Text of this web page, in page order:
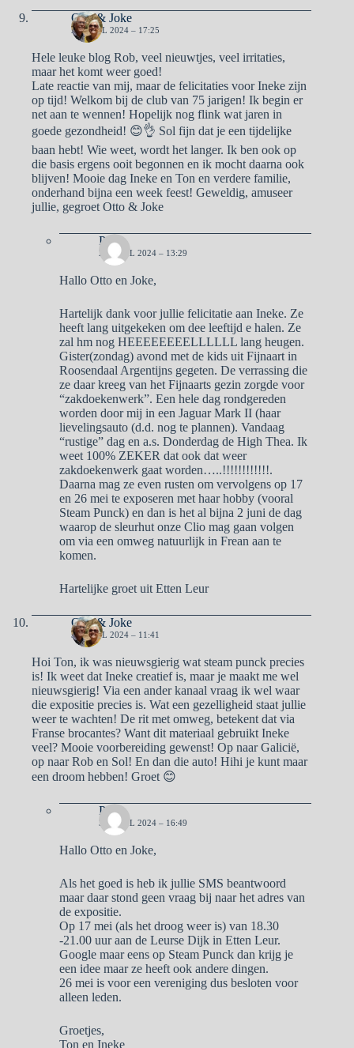
Otto & Joke
28 APRIL 2024 – 17:25
Hele leuke blog Rob, veel nieuwtjes, veel irritaties,
maar het komt weer goed!
Late reactie van mij, maar de felicitaties voor Ineke zijn
op tijd! Welkom bij de club van 75 jarigen! Ik begin er
net aan te wennen! Hopelijk nog flink wat jaren in
goede gezondheid! 😊👌 Sol fijn dat je een tijdelijke
baan hebt! Wie weet, wordt het langer. Ik ben ook op
die basis ergens ooit begonnen en ik mocht daarna ook
blijven! Mooie dag Ineke en Ton en verdere familie,
onderhand bijna een week feest! Geweldig, amuseer
jullie, gegroet Otto & Joke
Pa
29 APRIL 2024 – 13:29
Hallo Otto en Joke,
Hartelijk dank voor jullie felicitatie aan Ineke. Ze
heeft lang uitgekeken om dee leeftijd e halen. Ze
zal hm nog HEEEEEEEELLLLLL lang heugen.
Gister(zondag) avond met de kids uit Fijnaart in
Roosendaal Argentijns gegeten. De verrassing die
ze daar kreeg van het Fijnaarts gezin zorgde voor
“zakdoekenwerk”. Een hele dag rondgereden
worden door mij in een Jaguar Mark II (haar
lievelingsauto (d.d. nog te plannen). Vandaag
“rustige” dag en a.s. Donderdag de High Thea. Ik
weet 100% ZEKER dat ook dat weer
zakdoekenwerk gaat worden…..!!!!!!!!!!!!.
Daarna mag ze even rusten om vervolgens op 17
en 26 mei te exposeren met haar hobby (vooral
Steam Punck) en dan is het al bijna 2 juni de dag
waarop de sleurhut onze Clio mag gaan volgen
om via een omweg natuurlijk in Frean aan te
komen.
Hartelijke groet uit Etten Leur
Otto & Joke
30 APRIL 2024 – 11:41
Hoi Ton, ik was nieuwsgierig wat steam punck precies
is! Ik weet dat Ineke creatief is, maar je maakt me wel
nieuwsgierig! Via een ander kanaal vraag ik wel waar
die expositie precies is. Wat een gezelligheid staat jullie
weer te wachten! De rit met omweg, betekent dat via
Franse brocantes? Want dit materiaal gebruikt Ineke
veel? Mooie voorbereiding gewenst! Op naar Galicië,
op naar Rob en Sol! En dan die auto! Hihi je kunt maar
een droom hebben! Groet 😊
Pa
30 APRIL 2024 – 16:49
Hallo Otto en Joke,
Als het goed is heb ik jullie SMS beantwoord
maar daar stond geen vraag bij naar het adres van
de expositie.
Op 17 mei (als het droog weer is) van 18.30
-21.00 uur aan de Leurse Dijk in Etten Leur.
Google maar eens op Steam Punck dan krijg je
een idee maar ze heeft ook andere dingen.
26 mei is voor een vereniging dus besloten voor
alleen leden.
Groetjes,
Ton en Ineke